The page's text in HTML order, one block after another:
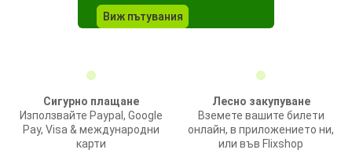
Виж пътувания
Сигурно плащане
Използвайте Paypal, Google
Pay, Visa & международни
карти
Лесно закупуване
Вземете вашите билети
онлайн, в приложението ни,
или във Flixshop